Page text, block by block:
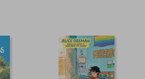
50%